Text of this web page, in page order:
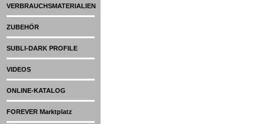
VERBRAUCHSMATERIALIEN
ZUBEHÖR
SUBLI-DARK PROFILE
VIDEOS
ONLINE-KATALOG
FOREVER Marktplatz